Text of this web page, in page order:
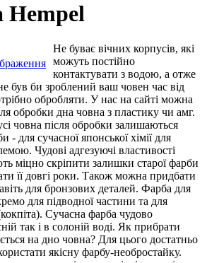
Hempel
Не буває вічних корпусів, які
можуть постійно
контактувати з водою, а отже
був би зроблений ваш човен час від
обробляти. У нас на сайті можна
обробки дна човна з пластику чи амг.
човна після обробки залишаються
- для сучасної японської хімії для
Чудові адгезуючі властивості
міцно скріпити залишки старої фарби
її довгі роки. Також можна придбати
для бронзових деталей. Фарба для
для підводної частини та для
Сучасна фарба чудово
так і в солоній воді. Як прибрати
на дно човна? Для цього достатньо
якісну фарбу-необростайку.